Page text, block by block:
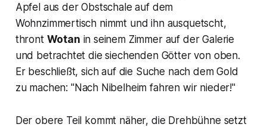
Apfel aus der Obstschale auf dem
Wohnzimmertisch nimmt und ihn ausquetscht,
thront Wotan in seinem Zimmer auf der Galerie
und betrachtet die siechenden Götter von oben.
Er beschließt, sich auf die Suche nach dem Gold
zu machen: "Nach Nibelheim fahren wir nieder!"
Der obere Teil kommt näher, die Drehbühne setzt